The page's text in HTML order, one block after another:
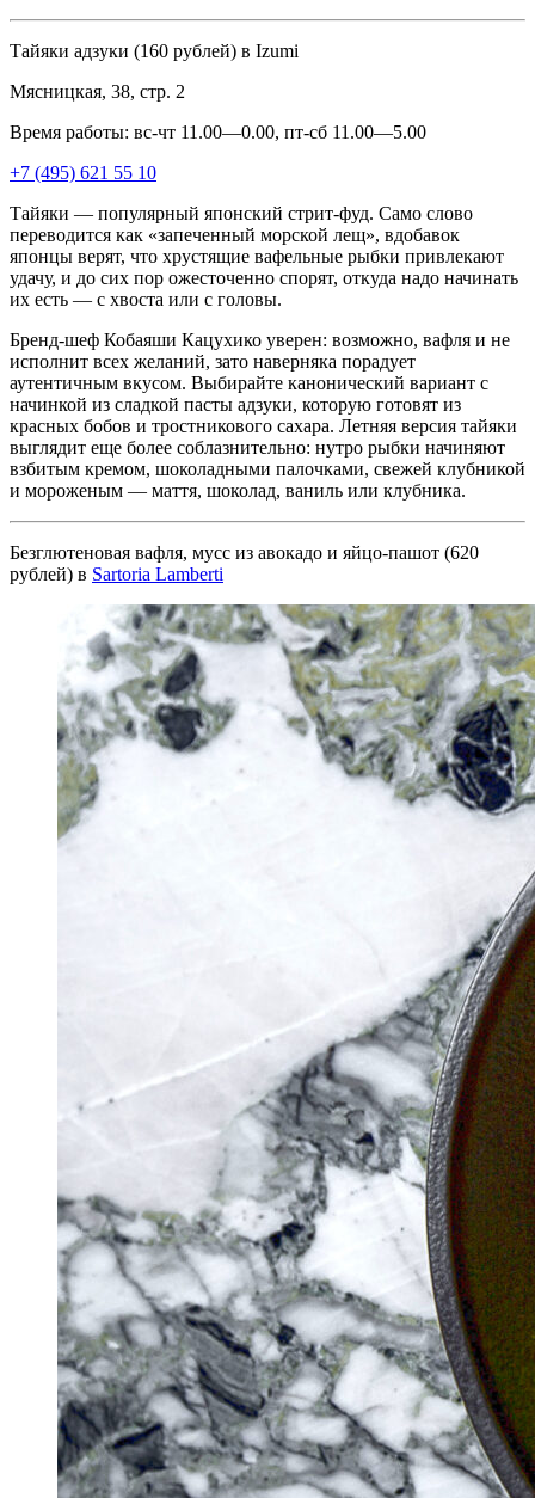
Тайяки адзуки (160 рублей) в Izumi
Мясницкая, 38, стр. 2
Время работы: вс-чт 11.00—0.00, пт-сб 11.00—5.00
+7 (495) 621 55 10
Тайяки — популярный японский стрит-фуд. Само слово
переводится как «запеченный морской лещ», вдобавок
японцы верят, что хрустящие вафельные рыбки привлекают
удачу, и до сих пор ожесточенно спорят, откуда надо начинать
их есть — с хвоста или с головы.
Бренд-шеф Кобаяши Кацухико уверен: возможно, вафля и не
исполнит всех желаний, зато наверняка порадует
аутентичным вкусом. Выбирайте канонический вариант с
начинкой из сладкой пасты адзуки, которую готовят из
красных бобов и тростникового сахара. Летняя версия тайяки
выглядит еще более соблазнительно: нутро рыбки начиняют
взбитым кремом, шоколадными палочками, свежей клубникой
и мороженым — маття, шоколад, ваниль или клубника.
Безглютеновая вафля, мусс из авокадо и яйцо-пашот (620
рублей) в Sartoria Lamberti